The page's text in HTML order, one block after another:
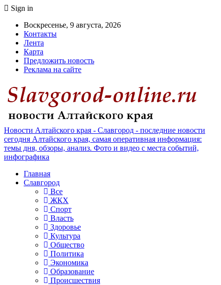
Sign in
Воскресенье, 9 августа, 2026
Контакты
Лента
Карта
Предложить новость
Реклама на сайте
Новости Алтайского края - Славгород - последние новости
сегодня Алтайского края, самая оперативная информация:
темы дня, обзоры, анализ. Фото и видео с места событий,
инфографика
Главная
Славгород
Все
ЖКХ
Спорт
Власть
Здоровье
Культура
Общество
Политика
Экономика
Образование
Происшествия